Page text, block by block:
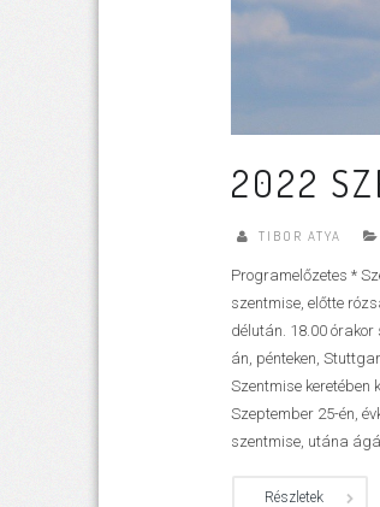
2022
TIBOR ATYA
Programelőzetes *
szentmise, előtte
délután. 18.00
án, pénteken,
Szentmise keretében
Szeptember 25-én,
szentmise, utána
Részletek